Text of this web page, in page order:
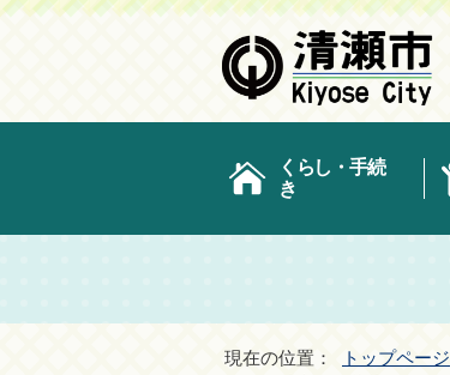
くらし・手続
き
現在の位置： トップページ